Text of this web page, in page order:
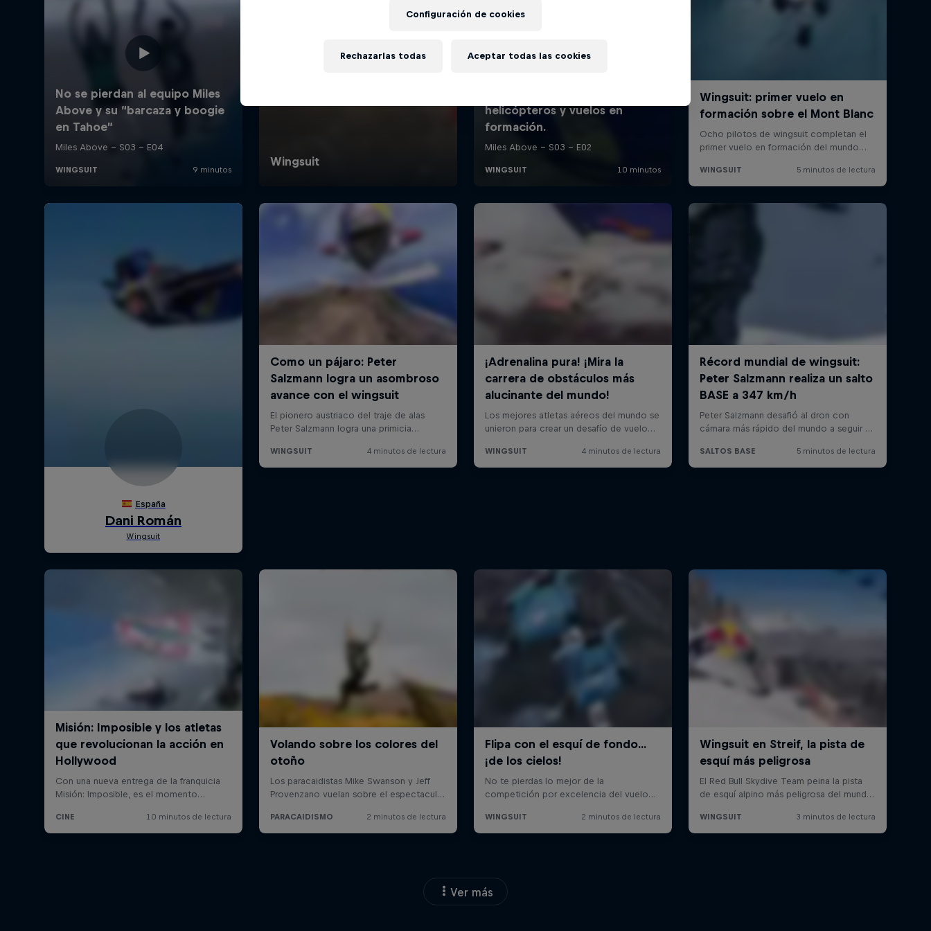
Ver más
Configuración de cookies
Rechazarlas todas Aceptar todas las cookies